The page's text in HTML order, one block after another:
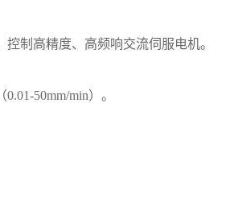
制高精度、高频响交流伺服电机。
50mm/min）。